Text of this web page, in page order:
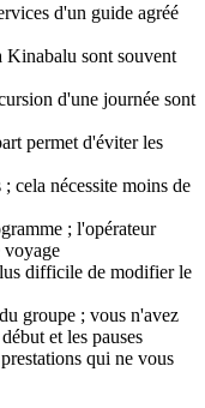
d'un guide agréé
Kinabalu sont souvent
d'une journée sont
permet d'éviter les
cela nécessite moins de
; l'opérateur
voyage
difficile de modifier le
groupe ; vous n'avez
et les pauses
qui ne vous